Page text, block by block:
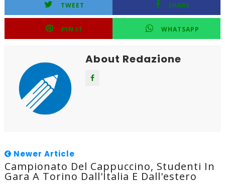
TWEET SHARE
PIN IT WHATSAPP
About Redazione
Newer Article
Campionato Del Cappuccino, Studenti In
Gara A Torino Dall'Italia E Dall'estero